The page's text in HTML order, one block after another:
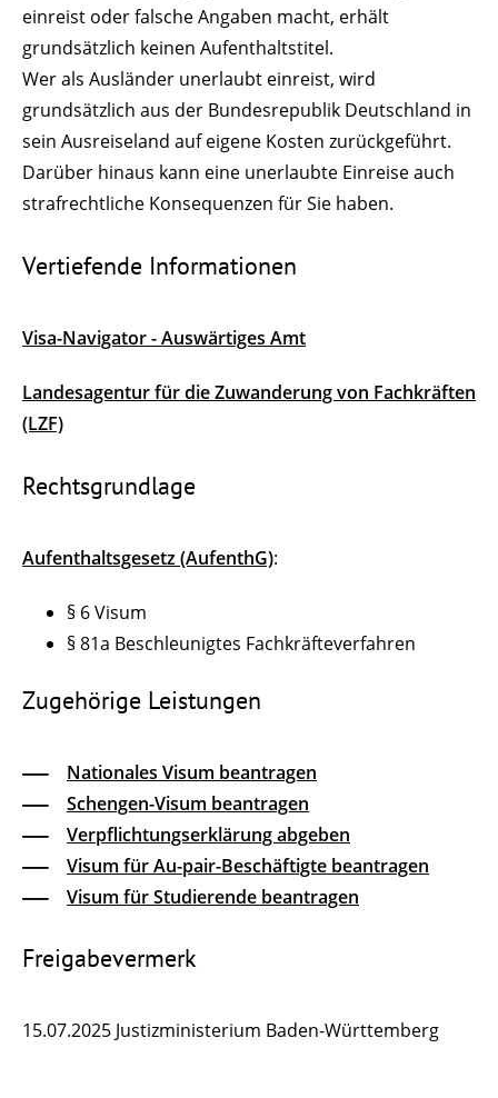
einreist oder falsche Angaben macht, erhält
grundsätzlich keinen Aufenthaltstitel.
Wer als Ausländer unerlaubt einreist, wird
grundsätzlich aus der Bundesrepublik Deutschland in
sein Ausreiseland auf eigene Kosten zurückgeführt.
Darüber hinaus kann eine unerlaubte Einreise auch
strafrechtliche Konsequenzen für Sie haben.
Vertiefende Informationen
Visa-Navigator - Auswärtiges Amt
Landesagentur für die Zuwanderung von Fachkräften
(LZF)
Rechtsgrundlage
Aufenthaltsgesetz (AufenthG):
§ 6 Visum
§ 81a Beschleunigtes Fachkräfteverfahren
Zugehörige Leistungen
Nationales Visum beantragen
Schengen-Visum beantragen
Verpflichtungserklärung abgeben
Visum für Au-pair-Beschäftigte beantragen
Visum für Studierende beantragen
Freigabevermerk
15.07.2025 Justizministerium Baden-Württemberg